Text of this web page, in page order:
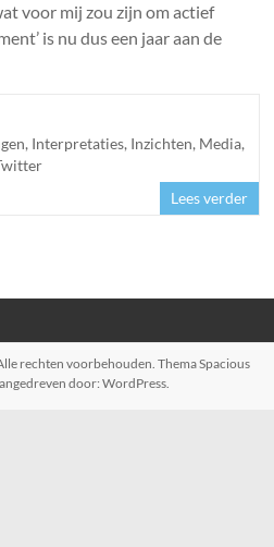
voor mij zou zijn om actief
is nu dus een jaar aan de
, Interpretaties, Inzichten, Media,
Lees verder
rechten voorbehouden. ThemaSpacious
door:WordPress.